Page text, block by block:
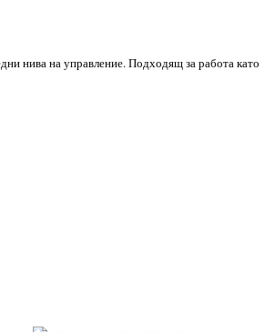
нива на управление. Подходящ за работа като